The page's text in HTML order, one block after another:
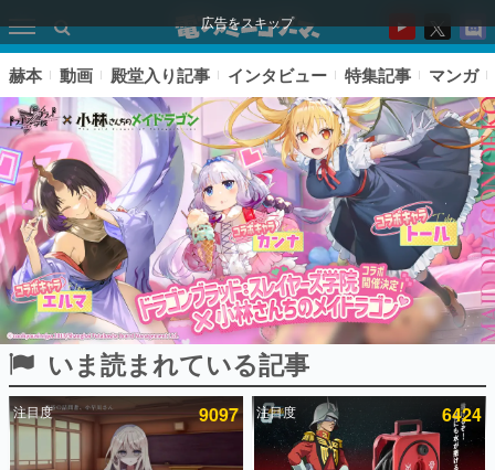
広告をスキップ
ピックアップ
電ファミのいま読まれている記事ランキング
赫本 動画 殿堂入り記事 インタビュー 特集記事 マンガ
いま読まれている記事
注目度 9097 注目度 6424